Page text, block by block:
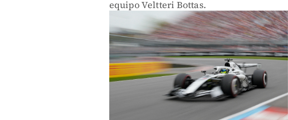
equipo Veltteri Bottas.